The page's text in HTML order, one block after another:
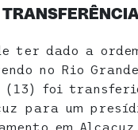
ter dado a
no Rio
(13) foi
para um
em